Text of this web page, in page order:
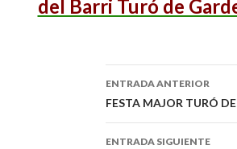
del Barri Turó de
Navegación
de
ENTRADA ANTERIOR
FESTA MAJOR TURÓ
ENTRADA SIGUIENTE